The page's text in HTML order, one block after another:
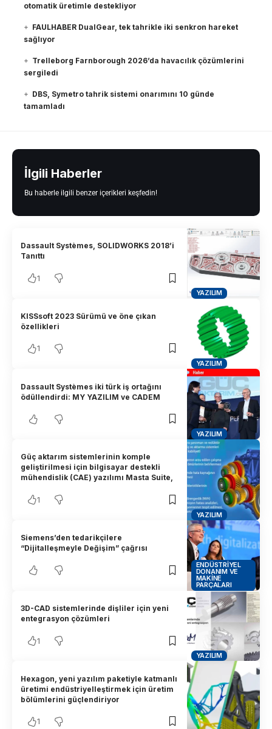
otomatik üretimle destekliyor
FAULHABER DualGear, tek tahrikle iki senkron hareket
sağlıyor
Trelleborg Farnborough 2026’da havacılık çözümlerini
sergiledi
DBS, Symetro tahrik sistemi onarımını 10 günde
tamamladı
İlgili Haberler
Bu haberle ilgili benzer içerikleri keşfedin!
YAZILIM
Dassault Systèmes, SOLIDWORKS 2018’i
Tanıttı
1
YAZILIM
KISSsoft 2023 Sürümü ve öne çıkan
özellikleri
1
YAZILIM
Dassault Systèmes iki türk iş ortağını
ödüllendirdi: MY YAZILIM ve CADEM
YAZILIM
Güç aktarım sistemlerinin komple
geliştirilmesi için bilgisayar destekli
mühendislik (CAE) yazılımı Masta Suite,
1
ENDÜSTRIYEL
DONANIM VE
MAKINE
PARÇALARI
Siemens’den tedarikçilere
“Dijitalleşmeyle Değişim” çağrısı
YAZILIM
3D-CAD sistemlerinde dişliler için yeni
entegrasyon çözümleri
1
Hexagon, yeni yazılım paketiyle katmanlı
üretimi endüstriyelleştirmek için üretim
bölümlerini güçlendiriyor
1